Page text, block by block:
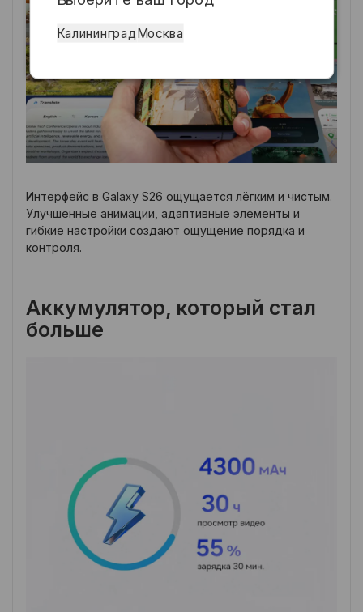
Интерфейс в Galaxy S26 ощущается лёгким и чистым.
Улучшенные анимации, адаптивные элементы и
гибкие настройки создают ощущение порядка и
контроля.
Аккумулятор, который стал
больше
КалининградМосква